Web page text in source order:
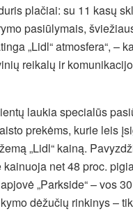
plačiai: su 11 kasų
pasiūlymais,
„Lidl“ atmosfera“, –
reikalų ir
laukia specialūs
prekėms, kurie leis
„Lidl“ kainą.
net 48 proc.
„Parkside“ – vos
dėžučių rinkinys –